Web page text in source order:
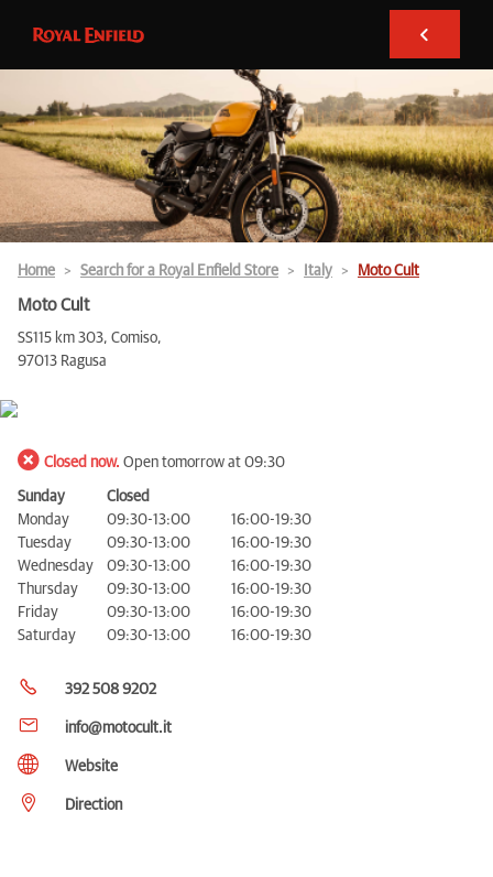
Home Search for a Royal Enfield Store Italy Moto Cult
Moto Cult
SS115 km 303, Comiso,
97013 Ragusa
Closed now. Open tomorrow at 09:30
Sunday
Closed
Monday
09:30-13:00
16:00-19:30
Tuesday
09:30-13:00
16:00-19:30
Wednesday
09:30-13:00
16:00-19:30
Thursday
09:30-13:00
16:00-19:30
Friday
09:30-13:00
16:00-19:30
Saturday
09:30-13:00 16:00-19:30
392 508 9202
info@motocult.it
Website
Direction